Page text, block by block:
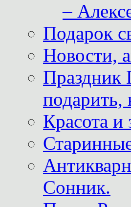
–
Подарок
Новости,
Праздник
подарить,
Красота и
Сонник.